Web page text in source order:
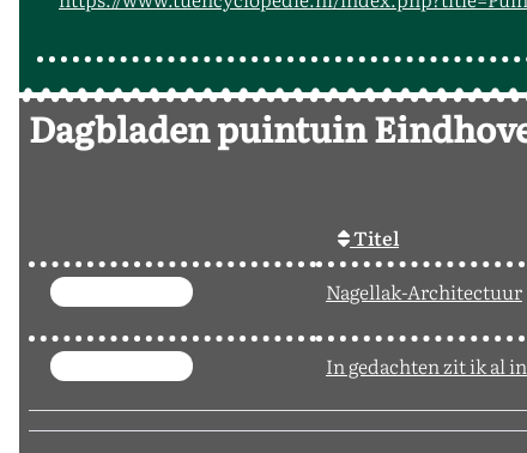
Dagbladen puintuin
Titel
Nagellak-Architectuur
In gedachten zit ik al